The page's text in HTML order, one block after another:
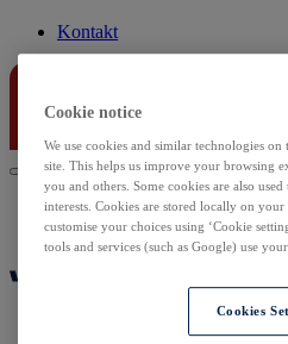
Kontakt
Cookie notice
We use cookies and similar technologies
site. This helps us improve your browsing
you and others. Some cookies are also
interests. Cookies are stored locally on
customise your choices using ‘Cookie
tools and services (such as Google) use
Cookies